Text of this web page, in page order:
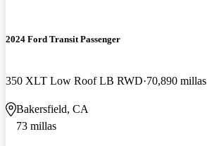
2024 Ford Transit Passenger
350 XLT Low Roof LB RWD 70,890 millas
Bakersfield, CA
73 millas